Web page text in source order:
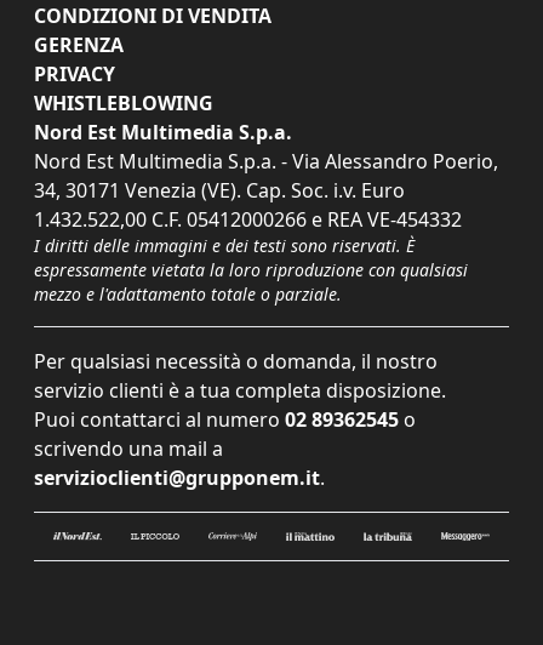
CONDIZIONI DI VENDITA
GERENZA
PRIVACY
WHISTLEBLOWING
Nord Est Multimedia S.p.a.
Nord Est Multimedia S.p.a. - Via Alessandro Poerio,
34, 30171 Venezia (VE). Cap. Soc. i.v. Euro
1.432.522,00 C.F. 05412000266 e REA VE-454332
I diritti delle immagini e dei testi sono riservati. È
espressamente vietata la loro riproduzione con qualsiasi
mezzo e l'adattamento totale o parziale.
Per qualsiasi necessità o domanda, il nostro
servizio clienti è a tua completa disposizione.
Puoi contattarci al numero 02 89362545 o
scrivendo una mail a
servizioclienti@grupponem.it.